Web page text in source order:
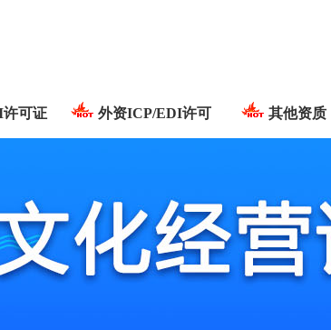
可证 外资ICP/EDI许可 其他资质